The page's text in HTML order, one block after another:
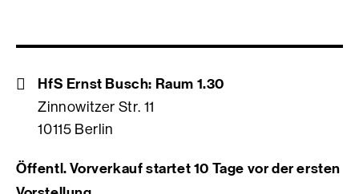
HfS Ernst Busch: Raum 1.30
Zinnowitzer Str. 11
10115 Berlin
Öffentl. Vorverkauf startet 10 Tage vor der ersten